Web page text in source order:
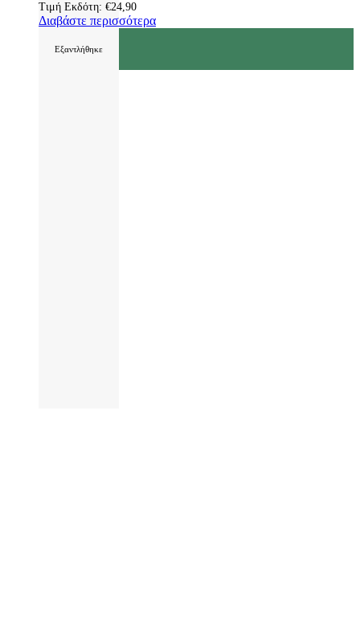
Τιμή Εκδότη: €24,90
Διαβάστε περισσότερα
Εξαντλήθηκε